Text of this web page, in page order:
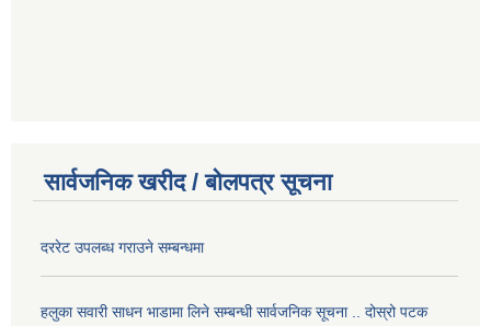
सार्वजनिक खरीद / बोलपत्र सूचना
दररेट उपलब्ध गराउने सम्बन्धमा
हलुका सवारी साधन भाडामा लिने सम्बन्धी सार्वजनिक सूचना .. दोस्रो पटक